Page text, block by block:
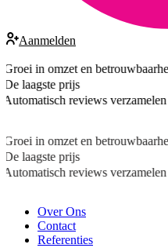
Aanmelden
Over Ons
Contact
Referenties